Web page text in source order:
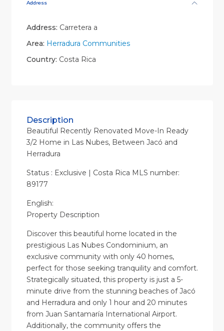
Address
Address: Carretera a
Area: Herradura Communities
Country: Costa Rica
Description
Beautiful Recently Renovated Move-In Ready
3/2 Home in Las Nubes, Between Jacó and
Herradura
Status : Exclusive | Costa Rica MLS number:
89177
English:
Property Description
Discover this beautiful home located in the
prestigious Las Nubes Condominium, an
exclusive community with only 40 homes,
perfect for those seeking tranquility and comfort.
Strategically situated, this property is just a 5-
minute drive from the stunning beaches of Jacó
and Herradura and only 1 hour and 20 minutes
from Juan Santamaría International Airport.
Additionally, the community offers the